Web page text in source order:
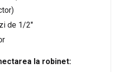
de 1/2″
la robinet: